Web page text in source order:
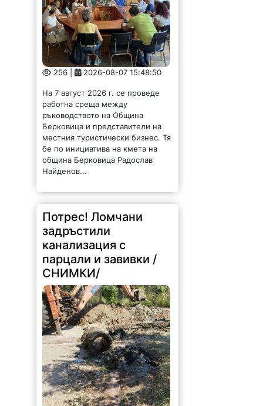
256 | 2026-08-07 15:48:50
На 7 август 2026 г. се проведе
работна среща между
ръководството на Община
Берковица и представители на
местния туристически бизнес. Тя
бе по инициатива на кмета на
община Берковица Радослав
Найденов...
Потрес! Ломчани
задръстили
канализация с
парцали и завивки /
СНИМКИ/